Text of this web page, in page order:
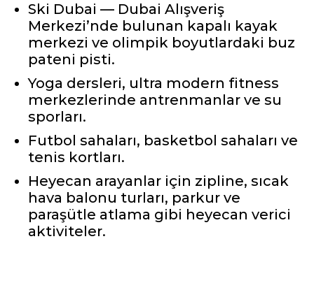
Ski Dubai — Dubai Alışveriş
Merkezi’nde bulunan kapalı kayak
merkezi ve olimpik boyutlardaki buz
pateni pisti.
Yoga dersleri, ultra modern fitness
merkezlerinde antrenmanlar ve su
sporları.
Futbol sahaları, basketbol sahaları ve
tenis kortları.
Heyecan arayanlar için zipline, sıcak
hava balonu turları, parkur ve
paraşütle atlama gibi heyecan verici
aktiviteler.